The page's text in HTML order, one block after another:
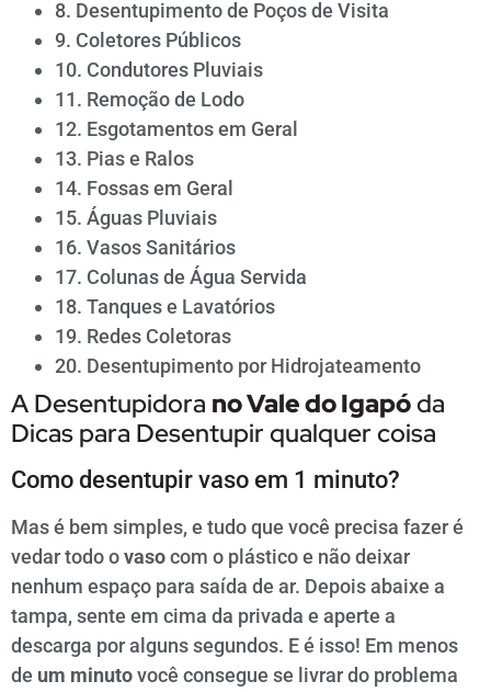
8. Desentupimento de Poços de Visita
9. Coletores Públicos
10. Condutores Pluviais
11. Remoção de Lodo
12. Esgotamentos em Geral
13. Pias e Ralos
14. Fossas em Geral
15. Águas Pluviais
16. Vasos Sanitários
17. Colunas de Água Servida
18. Tanques e Lavatórios
19. Redes Coletoras
20. Desentupimento por Hidrojateamento
A Desentupidora noVale do Igapóda
Dicas para Desentupir qualquer coisa
Como desentupir vaso em 1 minuto?
Mas é bem simples, e tudo que você precisa fazer é
vedar todo ovasocom o plástico e não deixar
nenhum espaço para saída de ar. Depois abaixe a
tampa, sente em cima da privada e aperte a
descarga por alguns segundos. E é isso! Em menos
de um minutovocê consegue se livrar do problema